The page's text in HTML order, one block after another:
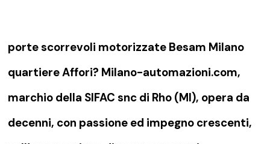
porte scorrevoli motorizzate Besam Milano
quartiere Affori? Milano-automazioni.com,
marchio della SIFAC snc di Rho (MI), opera da
decenni, con passione ed impegno crescenti,